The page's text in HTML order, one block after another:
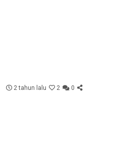
2 tahun lalu 2 0